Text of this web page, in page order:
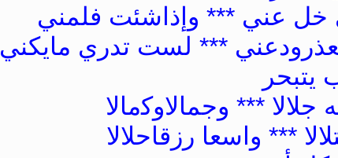
ﺧﻞ ﻋﻨﻲ *** ﻭﺇﺫﺍﺷﺌﺖ ﻓﻠﻤﻨﻲ
*** ﻟﺴﺖ ﺗﺪﺭﻱ ﻣﺎﻳﻜﻨﻲ
ﻳﺘﺒﺤﺮ
ﺟﻼﻻ *** ﻭﺟﻤﺎﻻﻭﻛﻣﺎﻻ
*** ﻭﺍﺳﻌﺎ ﺭﺯﻗﺎﺣﻼﻻ